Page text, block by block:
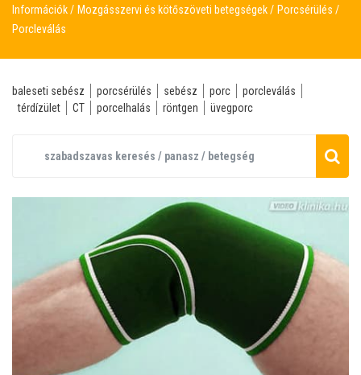
Információk Mozgásszervi és kötőszöveti betegségek
Porcsérülés
Porcleválás
baleseti sebész porcsérülés sebész porc
porcleválás
térdízület
CT porcelhalás röntgen üvegporc